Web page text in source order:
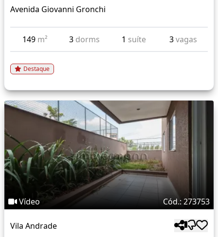
Avenida Giovanni Gronchi
149 m² 3 dorms 1 suíte 3vagas
Destaque
Vídeo Cód.: 273753
Vila Andrade